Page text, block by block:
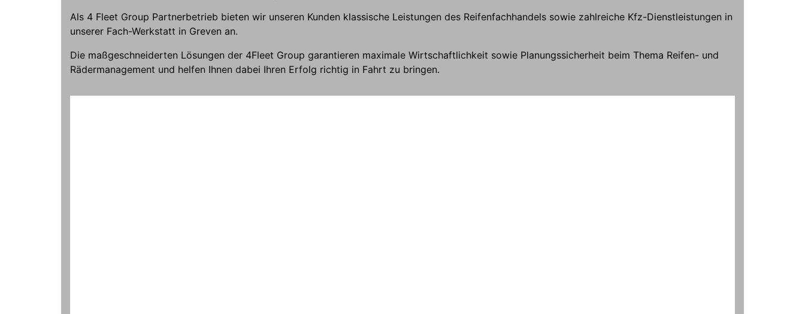
Als 4 Fleet Group Partnerbetrieb bieten wir unseren Kunden klassische Leistungen des Reifenfachhandels sowie zahlreiche Kfz-Dienstleistungen in
unserer Fach-Werkstatt in Greven an.
Die maßgeschneiderten Lösungen der 4Fleet Group garantieren maximale Wirtschaftlichkeit sowie Planungssicherheit beim Thema Reifen- und
Rädermanagement und helfen Ihnen dabei Ihren Erfolg richtig in Fahrt zu bringen.